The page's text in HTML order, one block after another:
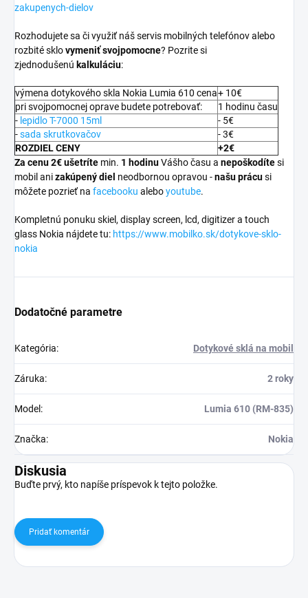
zakupenych-dielov
Rozhodujete sa či využiť náš servis mobilných telefónov alebo
rozbité sklovymeniť svojpomocne? Pozrite si
zjednodušenú kalkuláciu:
výmena dotykového skla Nokia Lumia 610 cena+ 10€
pri svojpomocnej oprave budete potrebovať:
1 hodinu času
- lepidlo T-7000 15ml
- 5€
-sada skrutkovačov
- 3€
ROZDIEL CENY
+2€
Za cenu 2€ ušetríte min. 1 hodinuVášho času a nepoškodítesi
mobil anizakúpený diel neodbornou opravou -našu prácusi
môžete pozrieť na facebooku aleboyoutube.
Kompletnú ponuku skiel, display screen, lcd, digitizer a touch
glass Nokia nájdete tu: https://www.mobilko.sk/dotykove-sklo-
nokia
Dodatočné parametre
Kategória: Dotykové sklá na mobil
Záruka: 2 roky
Model : Lumia 610 (RM-835)
Značka: Nokia
Diskusia
Buďte prvý, kto napíše príspevok k tejto položke.
Pridať komentár